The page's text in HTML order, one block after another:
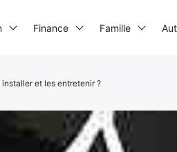
et les entretenir ?
Imprimante 3D
Electrogène
Finance Famille